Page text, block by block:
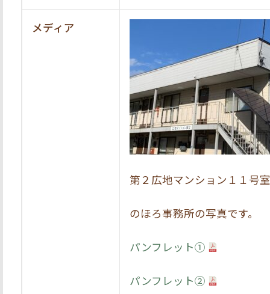
メディア
第２広地マンション１１号
のほろ事務所の写真です。
パンフレット①
パンフレット②